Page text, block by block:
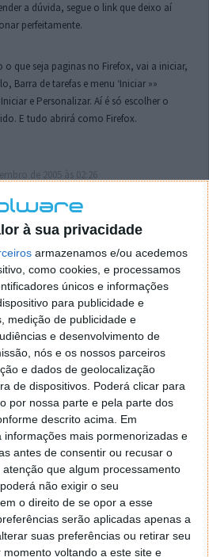
à sua privacidade
armazenamos e/ou acedemos
como cookies, e processamos
únicos e informações
para publicidade e
medição de publicidade e
e desenvolvimento de
nós e os nossos parceiros
e dados de geolocalização
de dispositivos. Poderá clicar para
por nossa parte e pela parte dos
descrito acima. Em
mais pormenorizadas e
antes de consentir ou recusar o
atenção que algum processamento
não exigir o seu
o direito de se opor a esse
serão aplicadas apenas a
suas preferências ou retirar seu
voltando a este site e
a dúvida, segue o link que deixo aí
perfeitamente.
o que seja paginas no Firefox, vai a iniciar,
Barra de tarefas e menu ‘Iniciar »»
e Personalizar. Aí é só escolher o
E tudo abrirá como Firefox.
n se encontra la nada k me permita por
predefenido
Ja percorri o painel
na tentativa de forçar o uso do
Kaso te lembres de outra dica fico
contrario obrigado a mesma
Novembro de 2005 às 01:39
funciona. Seja como for segue por mail
8.
o que te falei. Faz da seguinte maneira,
topo dessa janela com o botão direito do
Depois no separador Menu ‘Iniciar’
aí encontrarás no separador